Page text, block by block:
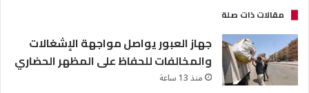
مقالات ذات صلة
جهاز العبور يواصل مواجهة الإشغالات
والمخالفات للحفاظ على المظهر الحضاري
منذ 13 ساعة